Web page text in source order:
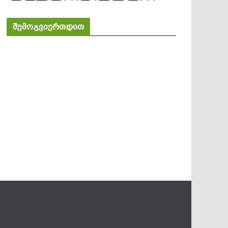
შემოგვიერთდით